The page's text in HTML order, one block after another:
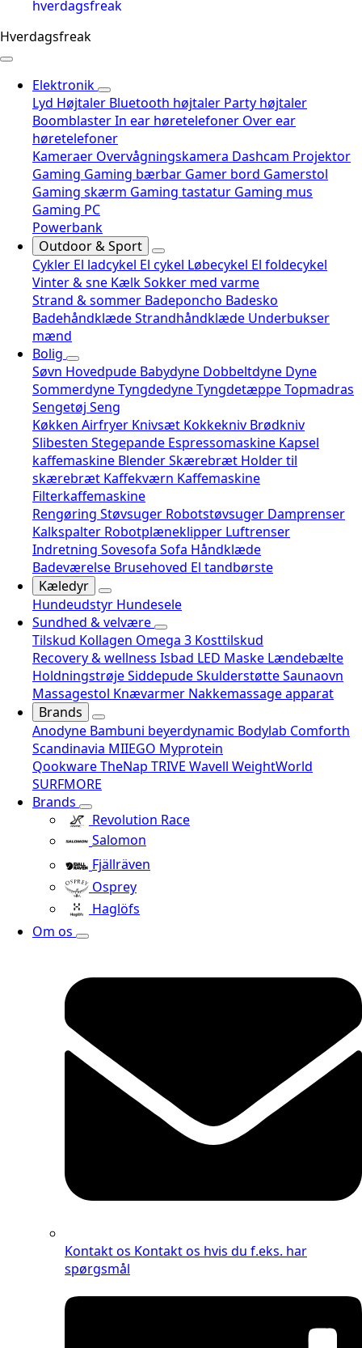
Hverdagsfreak
Elektronik
Lyd Højtaler Bluetooth højtaler Party højtaler
BoomblasterIn ear høretelefoner Over ear
høretelefoner
Kameraer Overvågningskamera Dashcam Projektor
Gaming Gaming bærbar Gamer bord Gamerstol
Gaming skærm Gaming tastatur Gaming mus
Gaming PC
Powerbank
Outdoor & Sport
Cykler El ladcykel El cykel Løbecykel El foldecykel
Vinter & sne KælkSokker med varme
Strand & sommer Badeponcho Badesko
BadehåndklædeStrandhåndklæde Underbukser
mænd
Bolig
Søvn Hovedpude Babydyne Dobbeltdyne Dyne
SommerdyneTyngdedyneTyngdetæppeTopmadras
Sengetøj Seng
Køkken Airfryer Knivsæt Kokkekniv Brødkniv
Slibesten Stegepande Espressomaskine Kapsel
kaffemaskine BlenderSkærebræt Holder til
skærebræt Kaffekværn Kaffemaskine
Filterkaffemaskine
Rengøring Støvsuger Robotstøvsuger Damprenser
Kalkspalter Robotplæneklipper Luftrenser
Indretning Sovesofa Sofa Håndklæde
Badeværelse Brusehoved El tandbørste
Kæledyr
Hundeudstyr Hundesele
Sundhed & velvære
Tilskud Kollagen Omega 3 Kosttilskud
Recovery & wellness Isbad LED Maske Lændebælte
HoldningstrøjeSiddepudeSkulderstøtteSaunaovn
Massagestol Knævarmer Nakkemassage apparat
Brands
Anodyne Bambuni beyerdynamic Bodylab Comforth
Scandinavia MIIEGO Myprotein
QookwareTheNap TRIVE Wavell WeightWorld
SURFMORE
Brands
Revolution Race
Salomon
Fjällräven
Osprey
Haglöfs
Om os
Kontakt os Kontakt os hvis du f.eks. har
spørgsmål